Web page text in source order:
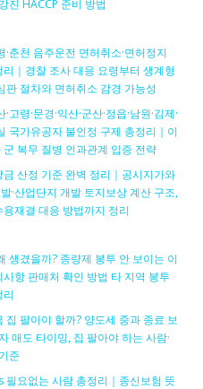
진 HACCP 준비 방법
·춘천 음주운전 면허취소·면허정지
｜경찰 조사 대응 요령부터 생계형
판 절차와 면허취소 감경 가능성
고령·문경·익산·군산·정읍·남원·김제·
국가유공자 불인정 구제 총정리｜이
군 복무 질병 인과관계 입증 전략
금 산정 기준 완벽 정리｜공시지가와
·산업단지 개발 토지보상 계산 구조,
재결 대응 방법까지 정리
생겼을까? 종량제 봉투 안 보이는 이
항 판매처 확인 방법 타 지역 봉투
리
집 팔아야 할까? 양도세 중과 종료 보
매도 타이밍, 집 팔아야 하는 사람·
준
필요없는 사람 총정리｜종신보험 뜻